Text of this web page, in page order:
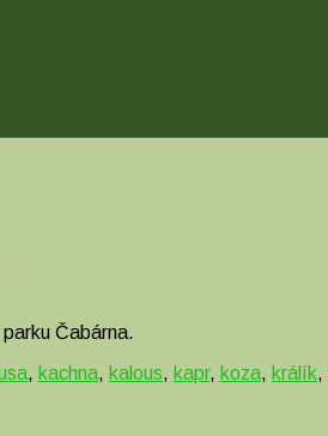
Čabárna.
, kachna, kalous, kapr, koza, králík,